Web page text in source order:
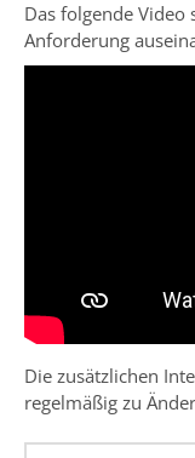
Das folgende
Anforderung
Die zusätzlichen
regelmäßig zu